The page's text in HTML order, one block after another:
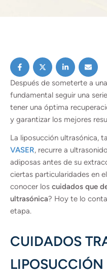
Después de someterte a una
fundamental seguir una
tener una óptima
y garantizar los mejores
La liposucción ultrasónica,
VASER, recurre a
adiposas antes de su
ciertas particularidades en
conocer los cuidados que
ultrasónica? Hoy te lo
etapa.
CUIDADOS